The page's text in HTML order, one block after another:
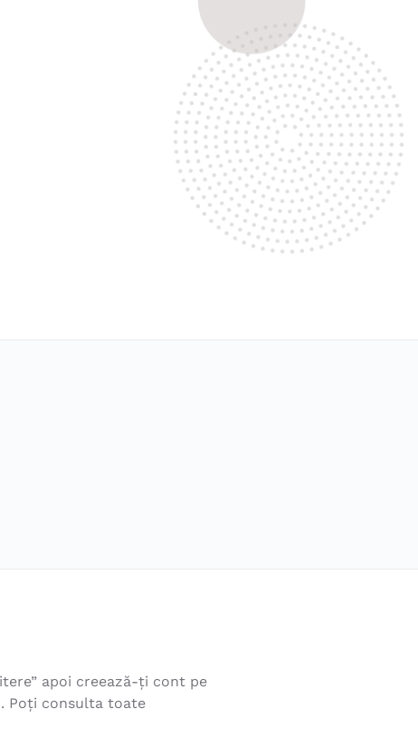
apoi creează-ți cont pe
. Poți consulta toate